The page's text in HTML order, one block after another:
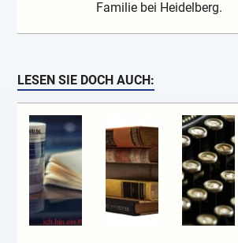
Familie bei Heidelberg.
LESEN SIE DOCH AUCH: